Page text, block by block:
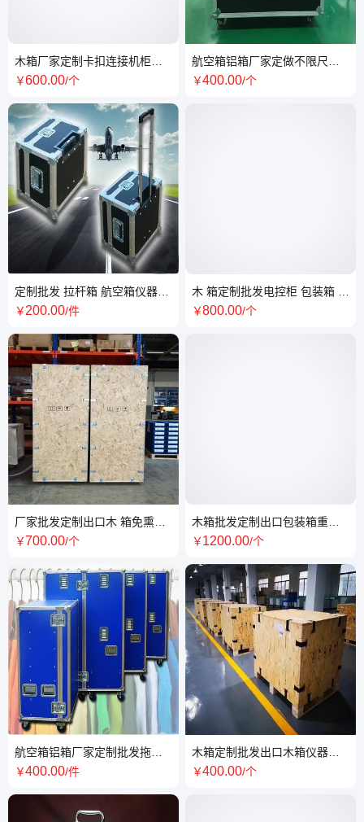
木箱厂家定制卡扣连接机柜包
装出口免熏蒸品质保证
￥600.00/个
定制批发 拉杆箱 航空箱仪器箱
任意尺寸 设备包装箱
￥200.00/件
厂家批发定制出口木 箱免熏蒸
木箱银色镀锌钢卡扣箱设备包
￥700.00/个
航空箱铝箱厂家定制批发拖轮
箱设备包装箱多彩面板不限尺
￥400.00/件
航空箱铝箱厂家定做不限尺寸
来图加工颜色可选可定制内衬
￥400.00/个
木 箱定制批发电控柜 包装箱 免
熏蒸木箱 周转箱
￥800.00/个
木箱批发定制出口包装箱重型
包装木箱周转箱
￥1200.00/个
木箱定制批发出口木箱仪器包
装箱周转箱 卡扣式
￥400.00/个